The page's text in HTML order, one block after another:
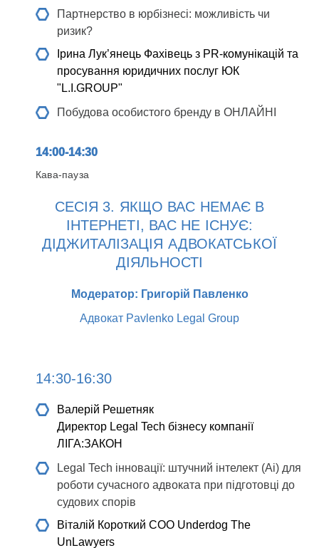
Партнерство в юрбізнесі: можливість чи
ризик?
Ірина Лук’янець Фахівець з PR-комунікацій та
просування юридичних послуг ЮК
"L.I.GROUP"
Побудова особистого бренду в ОНЛАЙНІ
14:00-14:30
Кава-пауза
СЕСІЯ 3. ЯКЩО ВАС НЕМАЄ В
ІНТЕРНЕТІ, ВАС НЕ ІСНУЄ:
ДІДЖИТАЛІЗАЦІЯ АДВОКАТСЬКОЇ
ДІЯЛЬНОСТІ
Модератор: Григорій Павленко
Адвокат Pavlenko Legal Group
14:30-16:30
Валерій Решетняк
Директор Legal Tech бізнесу компанії
ЛІГА:ЗАКОН
Legal Tech інновації: штучний інтелект (Ai) для
роботи сучасного адвоката при підготовці до
судових спорів
Віталій Короткий СOO Underdog The
UnLawyers